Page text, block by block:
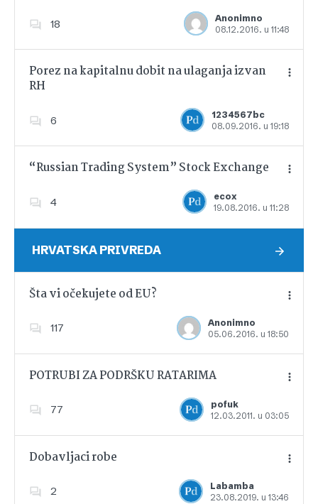
18
Anonimno
08.12.2016. u 11:48
Dodajte u favorite
Porez na kapitalnu dobit na ulaganja izvan
RH
6
1234567bc
08.09.2016. u 19:18
Dodajte u favorite
“Russian Trading System” Stock Exchange
4
ecox
19.08.2016. u 11:28
Dodajte u favorite
HRVATSKA PRIVREDA
Šta vi očekujete od EU?
117
Anonimno
05.06.2016. u 18:50
Dodajte u favorite
POTRUBI ZA PODRŠKU RATARIMA
77
pofuk
12.03.2011. u 03:05
Dodajte u favorite
Dobavljaci robe
2
Labamba
23.08.2019. u 13:46
Dodajte u favorite